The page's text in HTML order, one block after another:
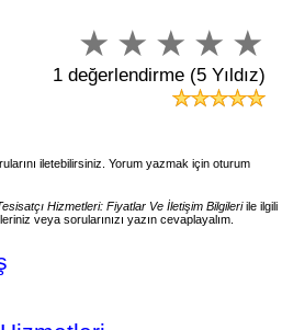
1 değerlendirme (5 Yıldız)
iletebilirsiniz. Yorum yazmak için oturum
Hizmetleri: Fiyatlar Ve İletişim Bilgileriile ilgili
veya sorularınızı yazın cevaplayalım.